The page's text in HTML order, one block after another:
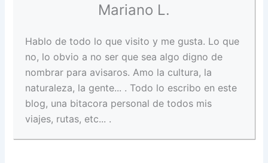
Mariano L.
Hablo de todo lo que visito y me gusta. Lo que
no, lo obvio a no ser que sea algo digno de
nombrar para avisaros. Amo la cultura, la
naturaleza, la gente... . Todo lo escribo en este
blog, una bitacora personal de todos mis
viajes, rutas, etc... .